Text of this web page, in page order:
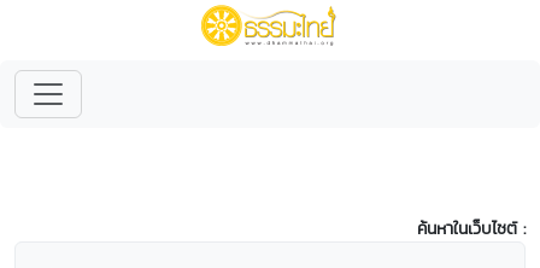
ค้นหาในเว็บไซต์ :